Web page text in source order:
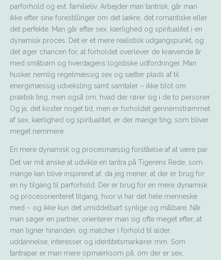
parforhold og evt. familieliv. Arbejder man tantrisk, går man
ikke efter sine forestillinger om det lækre, det romantiske eller
det perfekte. Man går efter sex, kærlighed og spiritualitet i en
dynamisk proces. Det er et mere realistisk udgangspunkt, og
det øger chancen for, at forholdet overlever de krævende år
med småbørn og hverdagens logistiske udfordringer. Man
husker nemlig regelmæssig sex og sætter plads af til
energimæssig udveksling samt samtaler – ikke blot om
praktisk ting, men også om, hvad der rører sig i de to personer.
Og ja, det koster noget tid, men er forholdet gennemstrømmet
af sex, kærlighed og spiritualitet, er der mange ting, som bliver
meget nemmere.
En mere dynamisk og procesmæssig forståelse af at være par
Det var mit ønske at udvikle en tantra på Tigerens Rede, som
mange kan blive inspireret af, da jeg mener, at der er brug for
en ny tilgang til parforhold. Der er brug for en mere dynamisk
og procesorienteret tilgang, hvor vi har det hele menneske
med – og ikke kun det umiddelbart synlige og målbare. Når
man søger en partner, orienterer man sig ofte meget efter, at
man ligner hinanden, og matcher i forhold til alder,
uddannelse, interesser og identitetsmarkører mm. Som
tantrapar er man mere opmærksom på, om der er sex,